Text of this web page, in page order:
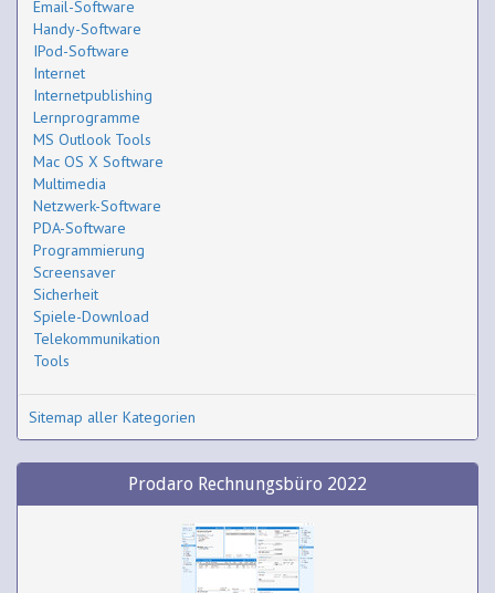
Email-Software
Handy-Software
IPod-Software
Internet
Internetpublishing
Lernprogramme
MS Outlook Tools
Mac OS X Software
Multimedia
Netzwerk-Software
PDA-Software
Programmierung
Screensaver
Sicherheit
Spiele-Download
Telekommunikation
Tools
Sitemap aller Kategorien
Prodaro Rechnungsbüro 2022